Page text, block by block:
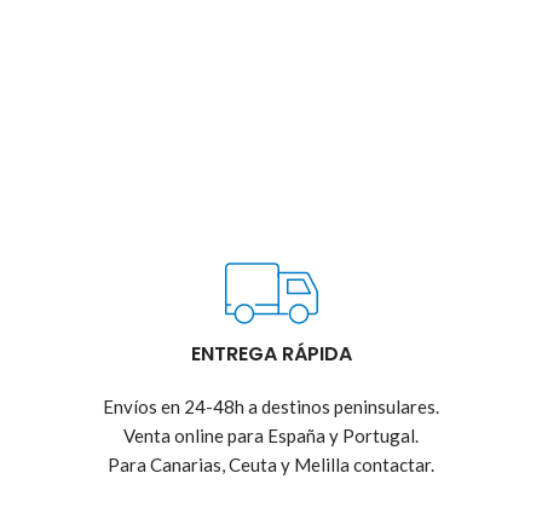
ENTREGA RÁPIDA
Envíos en 24-48h a destinos peninsulares.
Venta online para España y Portugal.
Para Canarias, Ceuta y Melilla contactar.